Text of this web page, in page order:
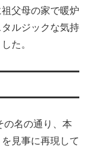
父母の家で暖炉
ルジックな気持
た。
の名の通り、本
見事に再現して